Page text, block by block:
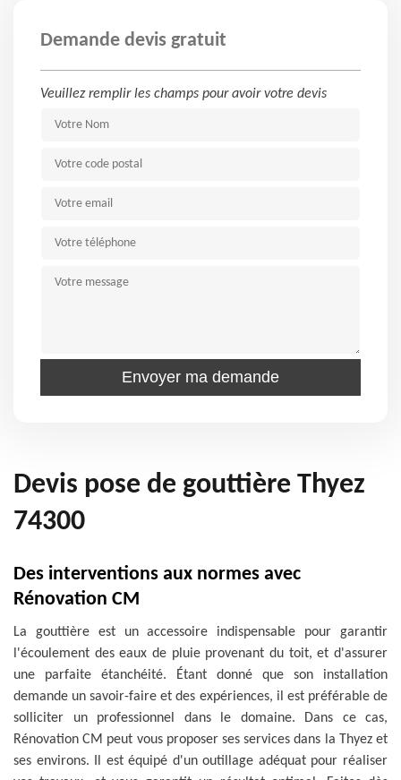
Demande devis gratuit
Veuillez remplir les champs pour avoir votre devis
Devis pose de gouttière Thyez
74300
Des interventions aux normes avec
Rénovation CM
La gouttière est un accessoire indispensable pour garantir
l'écoulement des eaux de pluie provenant du toit, et d'assurer
une parfaite étanchéité. Étant donné que son installation
demande un savoir-faire et des expériences, il est préférable de
solliciter un professionnel dans le domaine. Dans ce cas,
Rénovation CM peut vous proposer ses services dans la Thyez et
ses environs. Il est équipé d'un outillage adéquat pour réaliser